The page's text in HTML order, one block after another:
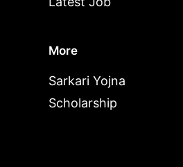
More
Sarkari Yojna
Scholarship